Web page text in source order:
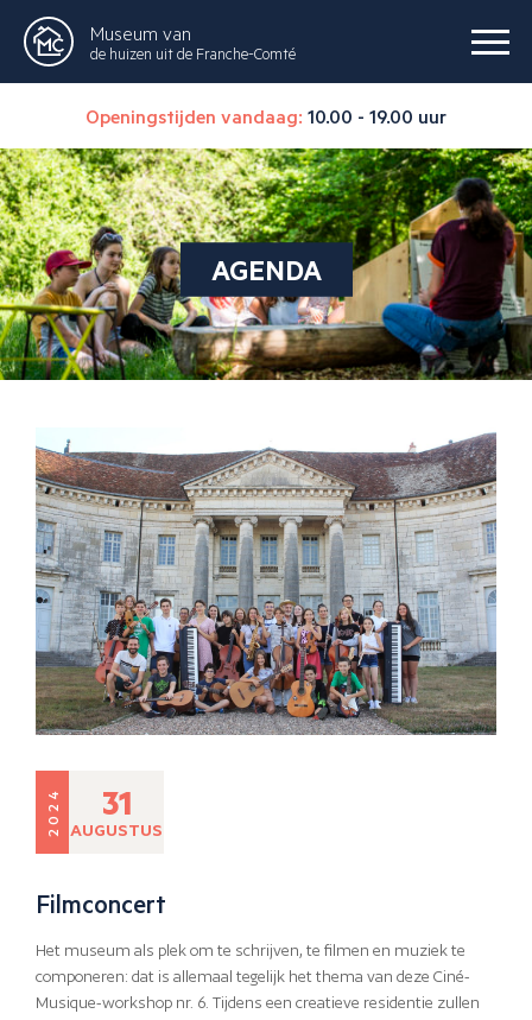
Museum van
de huizen uit de Franche-Comté
Openingstijden vandaag: 10.00 - 19.00 uur
AGENDA
2024 31
AUGUSTUS
Filmconcert
Het museum als plek om te schrijven, te filmen en muziek te
componeren: dat is allemaal tegelijk het thema van deze Ciné-
Musique-workshop nr. 6. Tijdens een creatieve residentie zullen